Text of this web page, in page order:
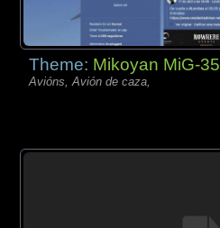
Theme: Mikoyan MiG-35
Avións, Avión de caza,